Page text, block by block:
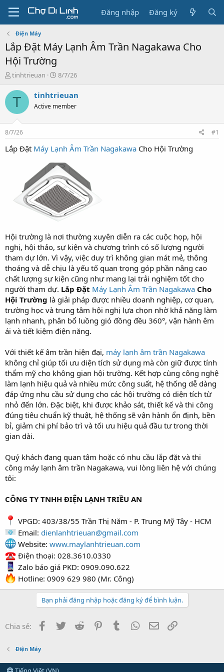
Đăng nhập Đăng ký
Điện Máy
Lắp Đặt Máy Lạnh Âm Trần Nagakawa Cho
Hội Trường
T
r
a
s
t
a
r
tinhtrieuan
N
à
g
8/7/26
T tinhtrieuan
Active member
8/7/26 #1
Lắp Đặt Máy Lạnh Âm Trần Nagakawa Cho Hội Trường
Hội trường là nơi thường xuyên diễn ra các cuộc họp, hội
nghị, hội thảo, sự kiện và chương trình có số lượng người
tham dự lớn. Vì vậy, việc duy trì không gian mát mẻ, thông
thoáng và dễ chịu là yếu tố quan trọng góp phần nâng cao
chất lượng sự kiện cũng như mang lại trải nghiệm tốt cho
người tham dự. Lắp Đặt Máy Lạnh Âm Trần Nagakawa Cho
Hội Trường là giải pháp được nhiều doanh nghiệp, cơ quan,
trường học và trung tâm hội nghị lựa chọn nhờ khả năng làm
lạnh nhanh, phân bổ luồng gió đồng đều 360°, vận hành êm
ái và tiết kiệm điện năng.
Với thiết kế âm trần hiện đại, máy lạnh âm trần Nagakawa
không chỉ giúp tối ưu diện tích sử dụng mà còn giữ được tính
thẩm mỹ cho không gian hội trường. Kết hợp cùng công nghệ
làm lạnh hiệu quả và nhiều mức công suất, hệ thống dễ dàng
đáp ứng nhu cầu sử dụng cho các hội trường có diện tích từ
nhỏ đến lớn. Đặc biệt, khi được khảo sát, thiết kế và thi công
đúng tiêu chuẩn kỹ thuật, hệ thống sẽ vận hành ổn định, bền
bỉ, giảm chi phí bảo trì và tối ưu hiệu quả đầu tư trong thời
gian dài.
Quý khách đang quan tâm hoặc có nhu cầu lắp đặt và thi
công máy lạnh âm trần Nagakawa, vui lòng liên hệ với chúng
tôi:
CÔNG TY TNHH ĐIỆN LẠNH TRIỀU AN
VPGD: 403/38/55 Trần Thị Năm - P. Trung Mỹ Tây - HCM
Email: dienlanhtrieuan@gmail.com
Website: www.maylanhtrieuan.com
Điện thoại: 028.3610.0330
Zalo báo giá PKD: 0909.090.622
Hotline: 0909 629 980 (Mr. Công)
Bạn phải đăng nhập hoặc đăng ký để bình luận.
Chia sẻ: Facebook
Twitter Reddit PinterestTumblr WhatsApp
Email
Điện Máy